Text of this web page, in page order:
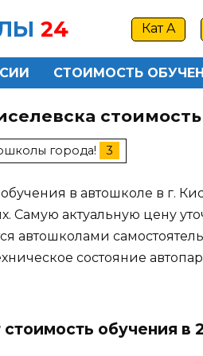
24 Кат A
СТОИМОСТЬ
стоимость
города! 3
в автошколе в г.
Самую актуальную цену
автошколами
состояние
стоимость обучения в